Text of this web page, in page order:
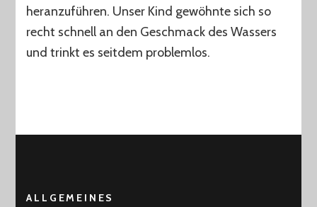
NUK
heranzuführen. Unser Kind gewöhnte sich so
recht schnell an den Geschmack des Wassers
und trinkt es seitdem problemlos.
ALLGEMEINES